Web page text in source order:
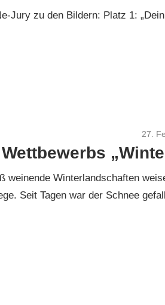
Jury zu den Bildern: Platz 1:
27.
weinende Winterlandschaften
Seit Tagen war der Schnee